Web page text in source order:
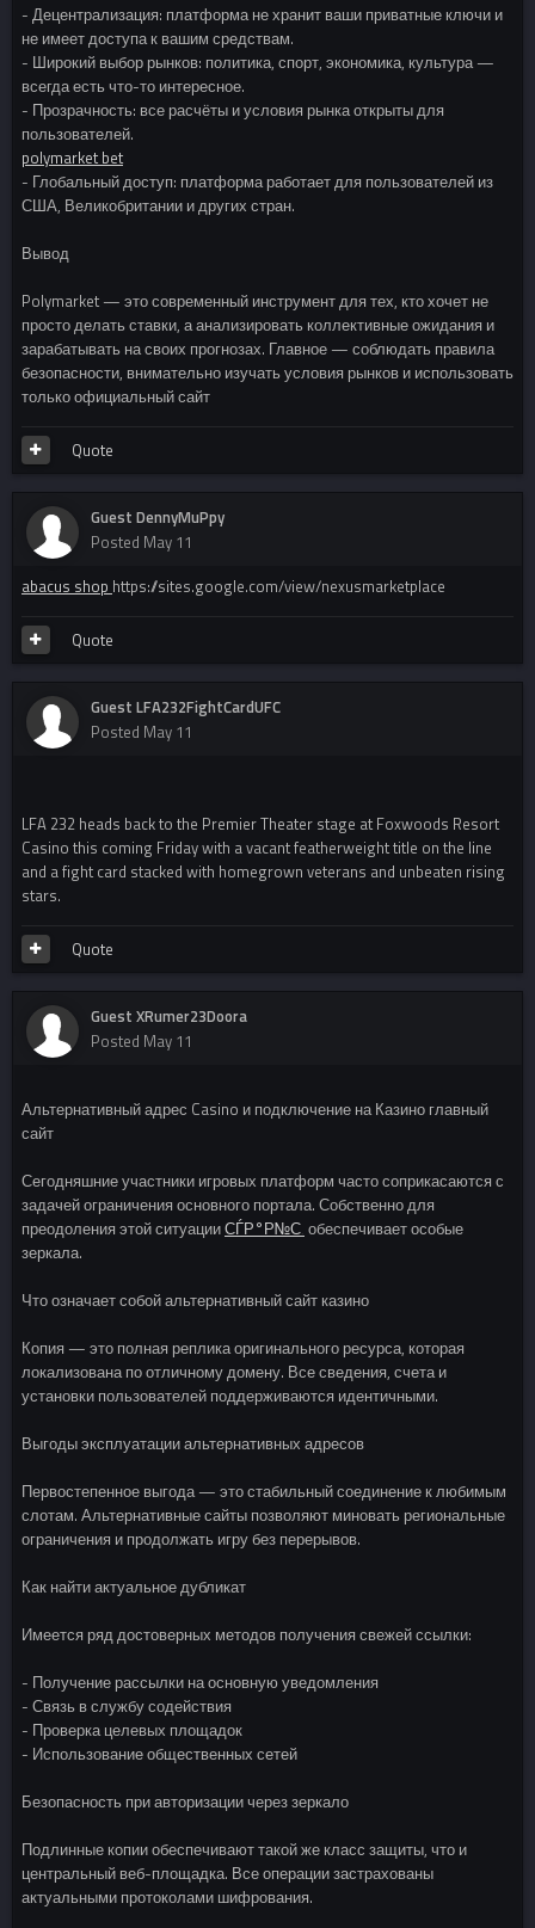
- Децентрализация: платформа не хранит ваши приватные ключи и
не имеет доступа к вашим средствам.
- Широкий выбор рынков: политика, спорт, экономика, культура —
всегда есть что-то интересное.
- Прозрачность: все расчёты и условия рынка открыты для
пользователей.
polymarket bet
- Глобальный доступ: платформа работает для пользователей из
США, Великобритании и других стран.
Вывод
Polymarket — это современный инструмент для тех, кто хочет не
просто делать ставки, а анализировать коллективные ожидания и
зарабатывать на своих прогнозах. Главное — соблюдать правила
безопасности, внимательно изучать условия рынков и использовать
только официальный сайт
Quote
Guest DennyMuPpy
Posted May 11
abacus shop https://sites.google.com/view/nexusmarketplace
Quote
Guest LFA232FightCardUFC
Posted May 11
LFA 232 heads back to the Premier Theater stage at Foxwoods Resort
Casino this coming Friday with a vacant featherweight title on the line
and a fight card stacked with homegrown veterans and unbeaten rising
stars.
Quote
Guest XRumer23Doora
Posted May 11
Альтернативный адрес Casino и подключение на Казино главный
сайт
Сегодняшние участники игровых платформ часто соприкасаются с
задачей ограничения основного портала. Собственно для
преодоления этой ситуацииСЃР°Р№С‚ обеспечивает особые
зеркала.
Что означает собой альтернативный сайт казино
Копия — это полная реплика оригинального ресурса, которая
локализована по отличному домену. Все сведения, счета и
установки пользователей поддерживаются идентичными.
Выгоды эксплуатации альтернативных адресов
Первостепенное выгода — это стабильный соединение к любимым
слотам. Альтернативные сайты позволяют миновать региональные
ограничения и продолжать игру без перерывов.
Как найти актуальное дубликат
Имеется ряд достоверных методов получения свежей ссылки:
- Получение рассылки на основную уведомления
- Связь в службу содействия
- Проверка целевых площадок
- Использование общественных сетей
Безопасность при авторизации через зеркало
Подлинные копии обеспечивают такой же класс защиты, что и
центральный веб-площадка. Все операции застрахованы
актуальными протоколами шифрования.